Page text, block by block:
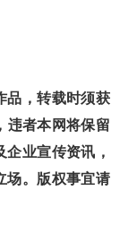
，转载时须获
违者本网将保留
业宣传资讯，
场。版权事宜请